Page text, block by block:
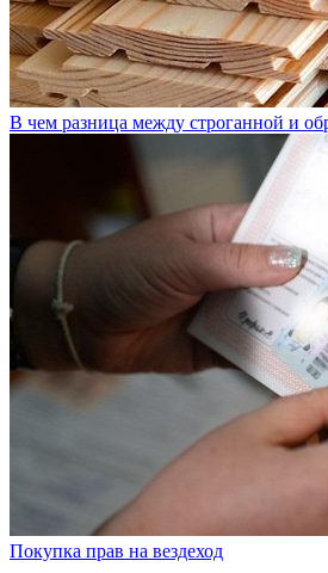
В чем разница между строганной и
Покупка прав на вездеход